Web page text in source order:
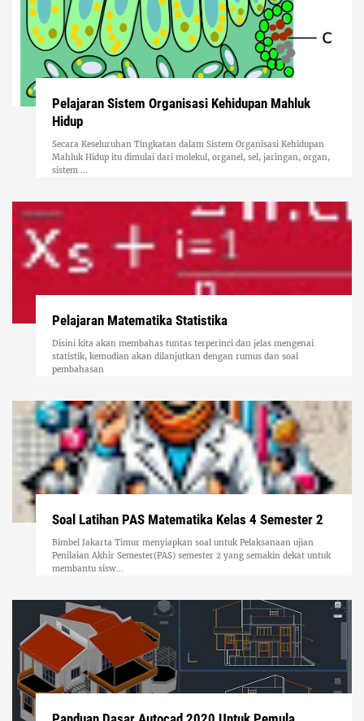
Pelajaran Sistem Organisasi Kehidupan Mahluk
Hidup
Secara Keseluruhan Tingkatan dalam Sistem Organisasi Kehidupan
Mahluk Hidup itu dimulai dari molekul, organel, sel, jaringan, organ,
sistem ...
Pelajaran Matematika Statistika
Disini kita akan membahas tuntas terperinci dan jelas mengenai
statistik, kemudian akan dilanjutkan dengan rumus dan soal
pembahasan
Soal Latihan PAS Matematika Kelas 4 Semester 2
Bimbel Jakarta Timur menyiapkan soal untuk Pelaksanaan ujian
Penilaian Akhir Semester(PAS) semester 2 yang semakin dekat untuk
membantu sisw...